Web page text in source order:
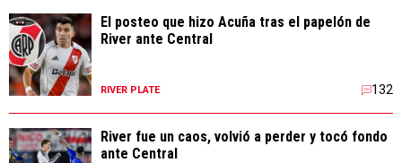
El posteo que hizo Acuña tras el papelón de
River ante Central
RIVER PLATE 132
River fue un caos, volvió a perder y tocó fondo
ante Central